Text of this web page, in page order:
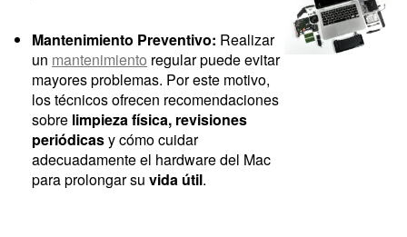
Mantenimiento Preventivo: Realizar
un mantenimiento regular puede evitar
mayores problemas. Por este motivo,
los técnicos ofrecen recomendaciones
sobre limpieza física, revisiones
periódicasy cómo cuidar
adecuadamente el hardware del Mac
para prolongar su vida útil.